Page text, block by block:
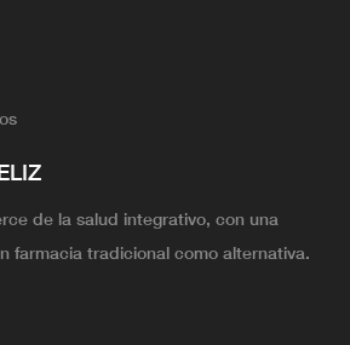
de la salud integrativo, con una
farmacia tradicional como alternativa.